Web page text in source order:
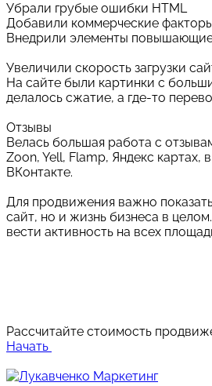
Убрали грубые ошибки HTML
Добавили коммерческие
Внедрили элементы
Увеличили скорость загрузки
На сайте были картинки с
делалось сжатие, а где-то
Отзывы
Велась большая работа с
Zoon, Yell, Flamp, Яндекс картах,
ВКонтакте.
Для продвижения важно
сайт, но и жизнь бизнеса в
вести активность на всех
Рассчитайте стоимость
Начать